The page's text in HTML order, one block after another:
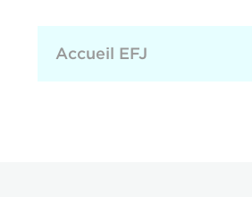
Accueil EFJ